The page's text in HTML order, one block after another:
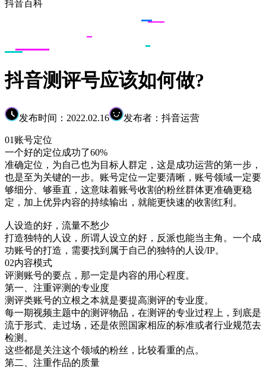
抖音百科
抖音测评号应该如何做?
发布时间：2022.02.16 发布者：抖音运营
01账号定位
一个好的定位成功了60%
准确定位，为自己也为目标人群定，这是成功运营的第一步，
也是至为关键的一步。账号定位一定要清晰，账号领域一定要
够细分、够垂直，这意味着账号收割的粉丝群体更准确更稳
定，加上优异内容的持续输出，就能更快速的收割红利。
人设造的好，流量不愁少
打造独特的人设，所谓人设立的好，反派也能当主角。一个成
功账号的打造，需要找到属于自己的独特的人设/IP。
02内容模式
评测账号的要点，那一定是内容的用心程度。
第一、注重评测的专业度
测评类账号的立根之本就是要提高测评的专业度。
每一期视频主题中的测评物品，在测评的专业过程上，到底是
流于形式、走过场，还是依照国家相应的标准或者行业规范去
检测。
这些都是关注这个领域的粉丝，比较看重的点。
第二、注重作品的质量